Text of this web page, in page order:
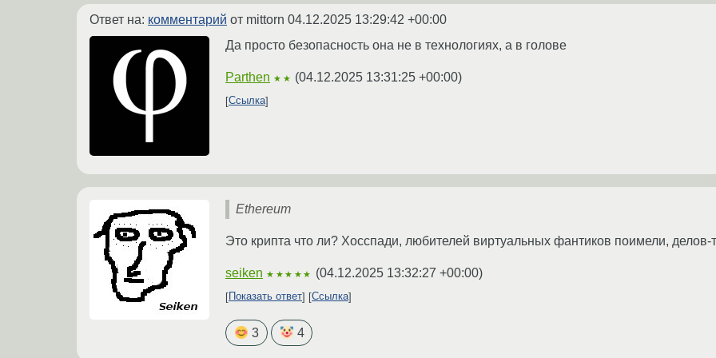
Ответ на: комментарий от mittorn 04.12.2025 13:29:42 +00:00
Да просто безопасность она не в технологиях, а в голове
Parthen ★★ (04.12.2025 13:31:25 +00:00)
Ссылка
Ethereum
Это крипта что ли? Хосспади, любителей виртуальных фантиков поимели,
seiken ★★★★★ (04.12.2025 13:32:27 +00:00)
Показать ответ Ссылка
3 4